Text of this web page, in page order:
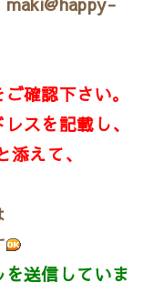
ご確認下さい。
スを記載し、
えて、
送信していま